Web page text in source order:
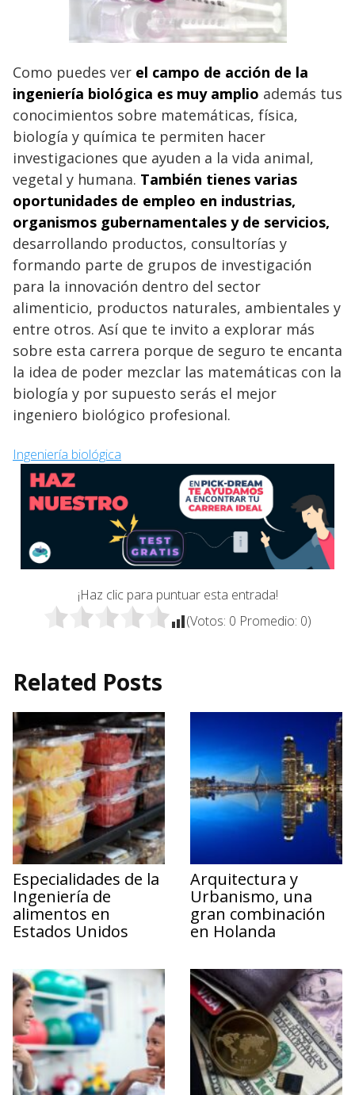
Como puedes ver el campo de acción de la
ingeniería biológica es muy amplio además tus
conocimientos sobre matemáticas, física,
biología y química te permiten hacer
investigaciones que ayuden a la vida animal,
vegetal y humana. También tienes varias
oportunidades de empleo en industrias,
organismos gubernamentales y de servicios,
desarrollando productos, consultorías y
formando parte de grupos de investigación
para la innovación dentro del sector
alimenticio, productos naturales, ambientales y
entre otros. Así que te invito a explorar más
sobre esta carrera porque de seguro te encanta
la idea de poder mezclar las matemáticas con la
biología y por supuesto serás el mejor
ingeniero biológico profesional.
Ingeniería biológica
¡Haz clic para puntuar esta entrada!
(Votos: 0 Promedio: 0)
Related Posts
Especialidades de la
Ingeniería de
alimentos en
Estados Unidos
Arquitectura y
Urbanismo, una
gran combinación
en Holanda